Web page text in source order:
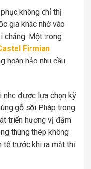
không chỉ thị
gia khác nhờ vào
chăng. Một trong
Firmian
hoàn hảo nhu cầu
nho được lựa chọn kỹ
gỗ sồi Pháp trong
triển hương vị đậm
thùng thép không
tế trước khi ra mắt thị